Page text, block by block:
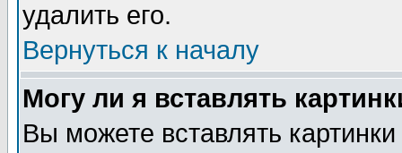
удалить его.
Вернуться к началу
Могу ли я вставлять
Вы можете вставлять